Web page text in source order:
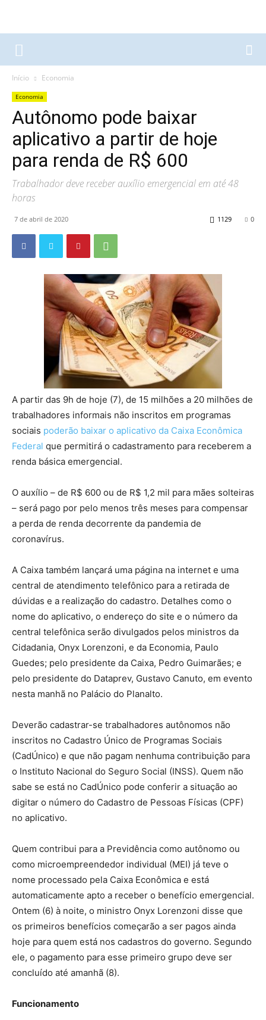
Início Economia
Economia
Autônomo pode baixar
aplicativo a partir de hoje
para renda de R$ 600
Trabalhador deve receber auxílio emergencial em até 48
horas
7 de abril de 2020 0
1129
A partir das 9h de hoje (7), de 15 milhões a 20 milhões de
trabalhadores informais não inscritos em programas
sociais poderão baixar o aplicativo da Caixa Econômica
Federal que permitirá o cadastramento para receberem a
renda básica emergencial.
O auxílio – de R$ 600 ou de R$ 1,2 mil para mães solteiras
– será pago por pelo menos três meses para compensar
a perda de renda decorrente da pandemia de
coronavírus.
A Caixa também lançará uma página na internet e uma
central de atendimento telefônico para a retirada de
dúvidas e a realização do cadastro. Detalhes como o
nome do aplicativo, o endereço do site e o número da
central telefônica serão divulgados pelos ministros da
Cidadania, Onyx Lorenzoni, e da Economia, Paulo
Guedes; pelo presidente da Caixa, Pedro Guimarães; e
pelo presidente do Dataprev, Gustavo Canuto, em evento
nesta manhã no Palácio do Planalto.
Deverão cadastrar-se trabalhadores autônomos não
inscritos no Cadastro Único de Programas Sociais
(CadÚnico) e que não pagam nenhuma contribuição para
o Instituto Nacional do Seguro Social (INSS). Quem não
sabe se está no CadÚnico pode conferir a situação ao
digitar o número do Cadastro de Pessoas Físicas (CPF)
no aplicativo.
Quem contribui para a Previdência como autônomo ou
como microempreendedor individual (MEI) já teve o
nome processado pela Caixa Econômica e está
automaticamente apto a receber o benefício emergencial.
Ontem (6) à noite, o ministro Onyx Lorenzoni disse que
os primeiros benefícios começarão a ser pagos ainda
hoje para quem está nos cadastros do governo. Segundo
ele, o pagamento para esse primeiro grupo deve ser
concluído até amanhã (8).
Funcionamento